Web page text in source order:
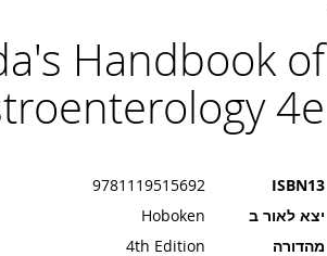
Handbook of
4e
ISBN13
9781119515692
יצא לאור ב
Hoboken
מהדורה
4th Edition